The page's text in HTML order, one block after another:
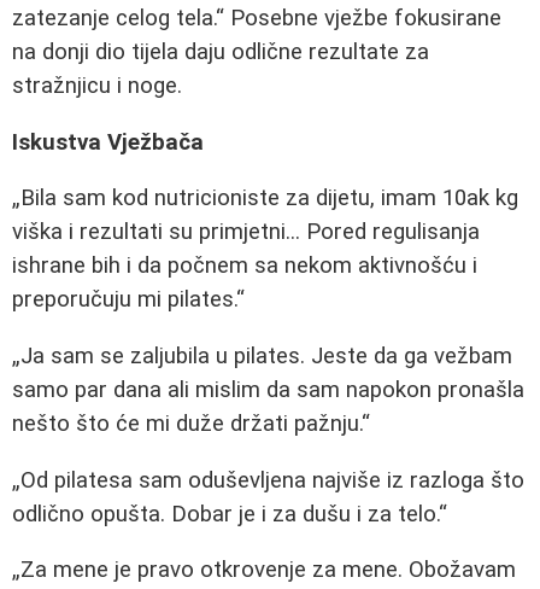
zatezanje celog tela.
Posebne vježbe fokusirane
na donji dio tijela daju odlične rezultate za
stražnjicu i noge.
Iskustva Vježbača
Bila sam kod nutricioniste za dijetu, imam 10ak kg
viška i rezultati su primjetni... Pored regulisanja
ishrane bih i da počnem sa nekom aktivnošću i
preporučuju mi pilates.
Ja sam se zaljubila u pilates. Jeste da ga vežbam
samo par dana ali mislim da sam napokon pronašla
nešto što će mi duže držati pažnju.
Od pilatesa sam oduševljena najviše iz razloga što
odlično opušta. Dobar je i za dušu i za telo.
Za mene je pravo otkrovenje za mene. Obožavam